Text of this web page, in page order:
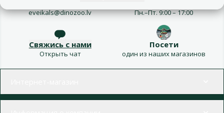
eveikals@dinozoo.lv Пн.–Пт. 9:00 – 17:00
Свяжись с нами
Открыть чат
Посети
один из наших магазинов